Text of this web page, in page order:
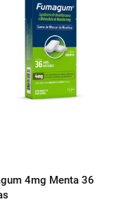
4mg Menta 36